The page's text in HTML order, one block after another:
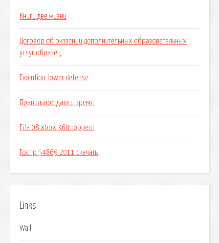
Книги две жизни
Договор об оказании дополнительных образовательных
услуг образец
Evolution tower defense
Правильное дата и время
Fifa 08 xbox 360 торрент
Гост р 54869 2011 скачать
Links
Wall.